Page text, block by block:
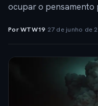
ocupar o pensamento
Por WTW19· 27 de junho de